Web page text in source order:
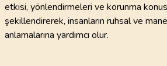
etkisi, yönlendirmeleri ve korunma
şekillendirerek, insanların ruhsal ve
anlamalarına yardımcı olur.